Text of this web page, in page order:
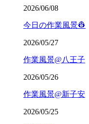
2026/06/08
今日の作業風景👷
2026/05/27
作業風景@八王子
2026/05/26
作業風景@新子安
2026/05/25